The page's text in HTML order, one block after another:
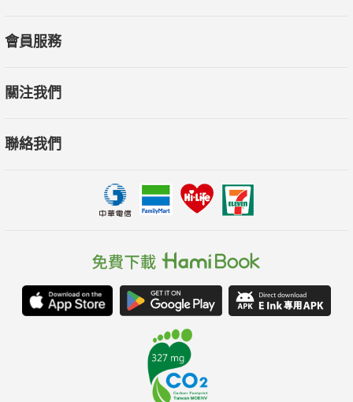
系列特色
7-9歲孩子應熟悉的兩千五百字為主。
2.從五千字一本的短篇開始，延伸至兩萬字的讀本，依照字數、
主題與情節複雜度作為分級的基本指標，分為「初階」與「進
受「自己讀完一本書」的成就感。
3.故事類型多元，「初階」讀本以貼近孩子的童話、生活故事和
階」讀本則發展出寓言、奇幻故事、散文與動物故事等更多文
會員服務
關注我們
聯絡我們